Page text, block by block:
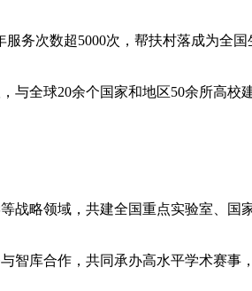
务次数超5000次，帮扶村落成为全
全球20余个国家和地区50余所高校
略领域，共建全国重点实验室、国
库合作，共同承办高水平学术赛